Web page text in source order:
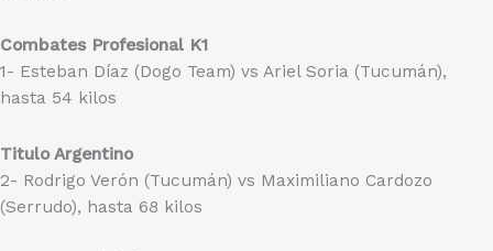
Combates Profesional K1
1- Esteban Díaz (Dogo Team) vs Ariel Soria (Tucumán),
hasta 54 kilos
Titulo Argentino
2- Rodrigo Verón (Tucumán) vs Maximiliano Cardozo
(Serrudo), hasta 68 kilos